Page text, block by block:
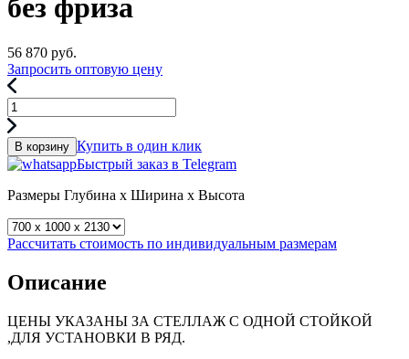
без фриза
56 870 руб.
Запросить оптовую цену
В корзину Купить в один клик
Быстрый заказ в Telegram
Размеры Глубина x Ширина x Высота
Рассчитать стоимость по индивидуальным размерам
Описание
ЦЕНЫ УКАЗАНЫ ЗА СТЕЛЛАЖ С ОДНОЙ СТОЙКОЙ
,ДЛЯ УСТАНОВКИ В РЯД.